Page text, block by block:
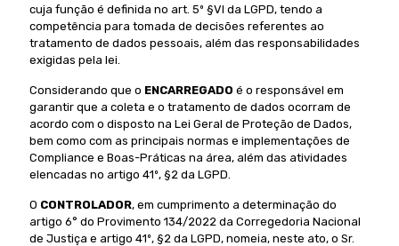
cuja função é definida no art. 5º §VI da LGPD, tendo a
competência para tomada de decisões referentes ao
tratamento de dados pessoais, além das responsabilidades
exigidas pela lei.
Considerando que o ENCARREGADO é o responsável em
garantir que a coleta e o tratamento de dados ocorram de
acordo com o disposto na Lei Geral de Proteção de Dados,
bem como com as principais normas e implementações de
Compliance e Boas-Práticas na área, além das atividades
elencadas no artigo 41º, §2 da LGPD.
O CONTROLADOR, em cumprimento a determinação do
artigo 6° do Provimento 134/2022 da Corregedoria Nacional
de Justiça e artigo 41º, §2 da LGPD, nomeia, neste ato, o Sr.